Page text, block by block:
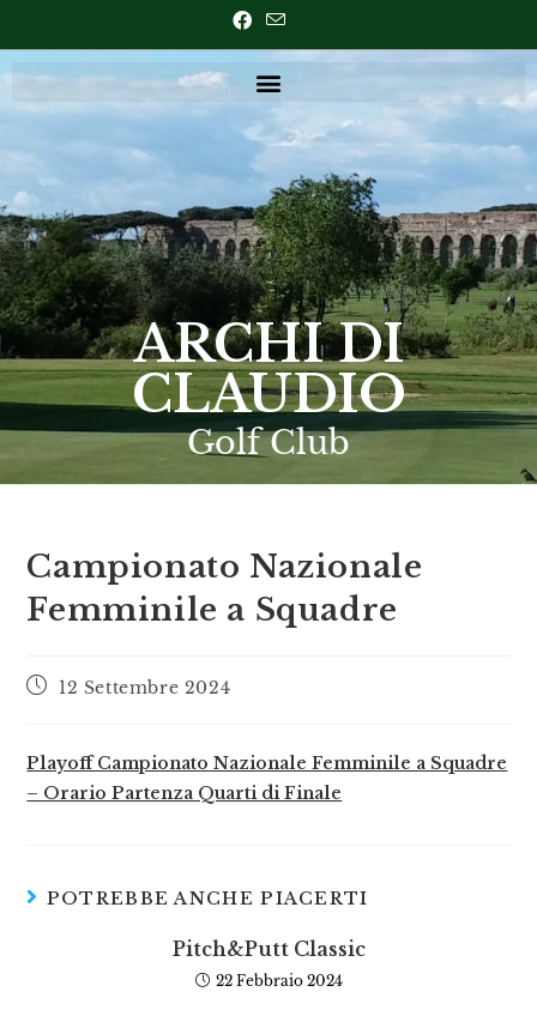
ARCHI DI
CLAUDIO
Golf Club
Campionato Nazionale
Femminile a Squadre
12 Settembre 2024
Playoff Campionato Nazionale Femminile a Squadre
– Orario Partenza Quarti di Finale
POTREBBE ANCHE PIACERTI
Pitch&Putt Classic
22 Febbraio 2024